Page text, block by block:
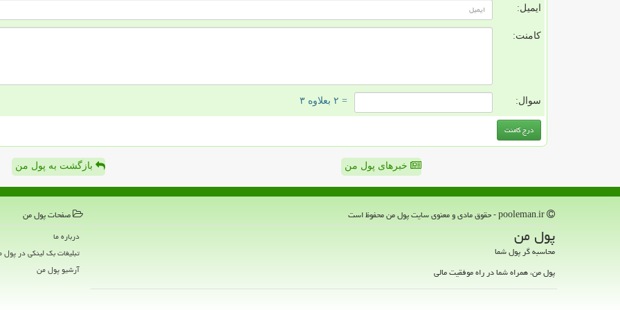
ایمیل:
کامنت:
سوال: = ۲ بعلاوه ۳
خبرهای پول من بازگشت به پول من
پول من
محاسبه گر پول شما
پول من، همراه شما در راه موفقیت مالی
صفحات پول من
درباره ما
تبلیغات بک لینکی در
آرشیو پول من